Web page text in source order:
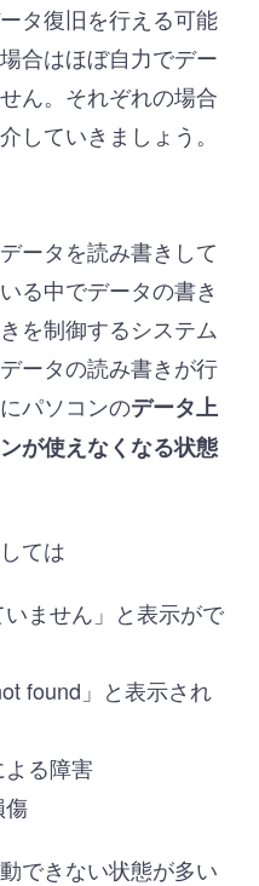
タ復旧を行える可能
合はほぼ自力でデー
ん。それぞれの場合
していきましょう。
ータを読み書きして
る中でデータの書き
を制御するシステム
ータの読み書きが行
パソコンのデータ上
が使えなくなる状態
ては
いません」と表示がで
found」と表示され
る障害
傷
できない状態が多い